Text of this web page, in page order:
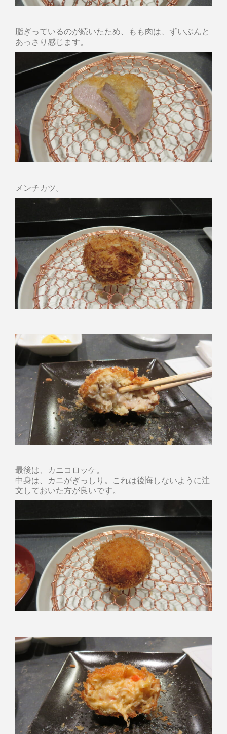
脂ぎっているのが続いたため、もも肉は、ずいぶんと
あっさり感じます。
メンチカツ。
最後は、カニコロッケ。
中身は、カニがぎっしり。これは後悔しないように注
文しておいた方が良いです。